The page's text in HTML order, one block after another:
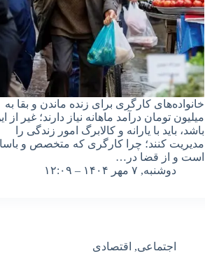
میلیون تومان درآمد ماهانه نیاز دارند؛ غیر از
باشد، باید با یارانه و کالابرگ امور زندگی را
مدیریت کنند؛ چرا کارگری که متخصص و
است و از قضا در…
دوشنبه, ۷ مهر ۱۴۰۴ – ۱۲:۰۹
اجتماعی, اقتصادی